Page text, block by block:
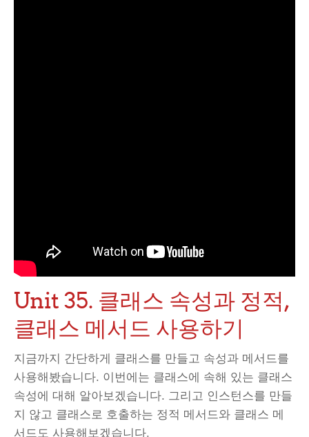
Unit 35. 클래스 속성과 정적,
클래스 메서드 사용하기
지금까지 간단하게 클래스를 만들고 속성과 메서드를
사용해봤습니다. 이번에는 클래스에 속해 있는 클래스
속성에 대해 알아보겠습니다. 그리고 인스턴스를 만들
지 않고 클래스로 호출하는 정적 메서드와 클래스 메
서드도 사용해보겠습니다.